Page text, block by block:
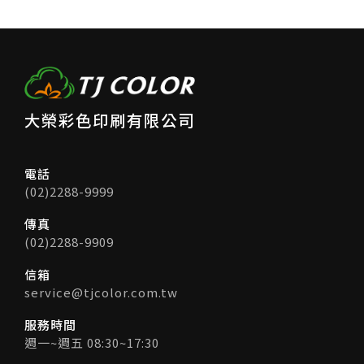
大榮彩色印刷有限公司
電話
(02)2288-9999
傳真
(02)2288-9909
信箱
service@tjcolor.com.tw
服務時間
週一~週五 08:30~17:30